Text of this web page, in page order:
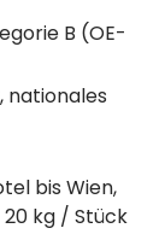
B (OE-
nationales
bis Wien,
kg / Stück